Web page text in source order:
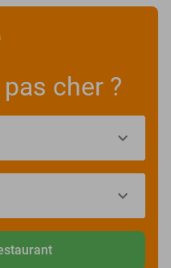
cher ?